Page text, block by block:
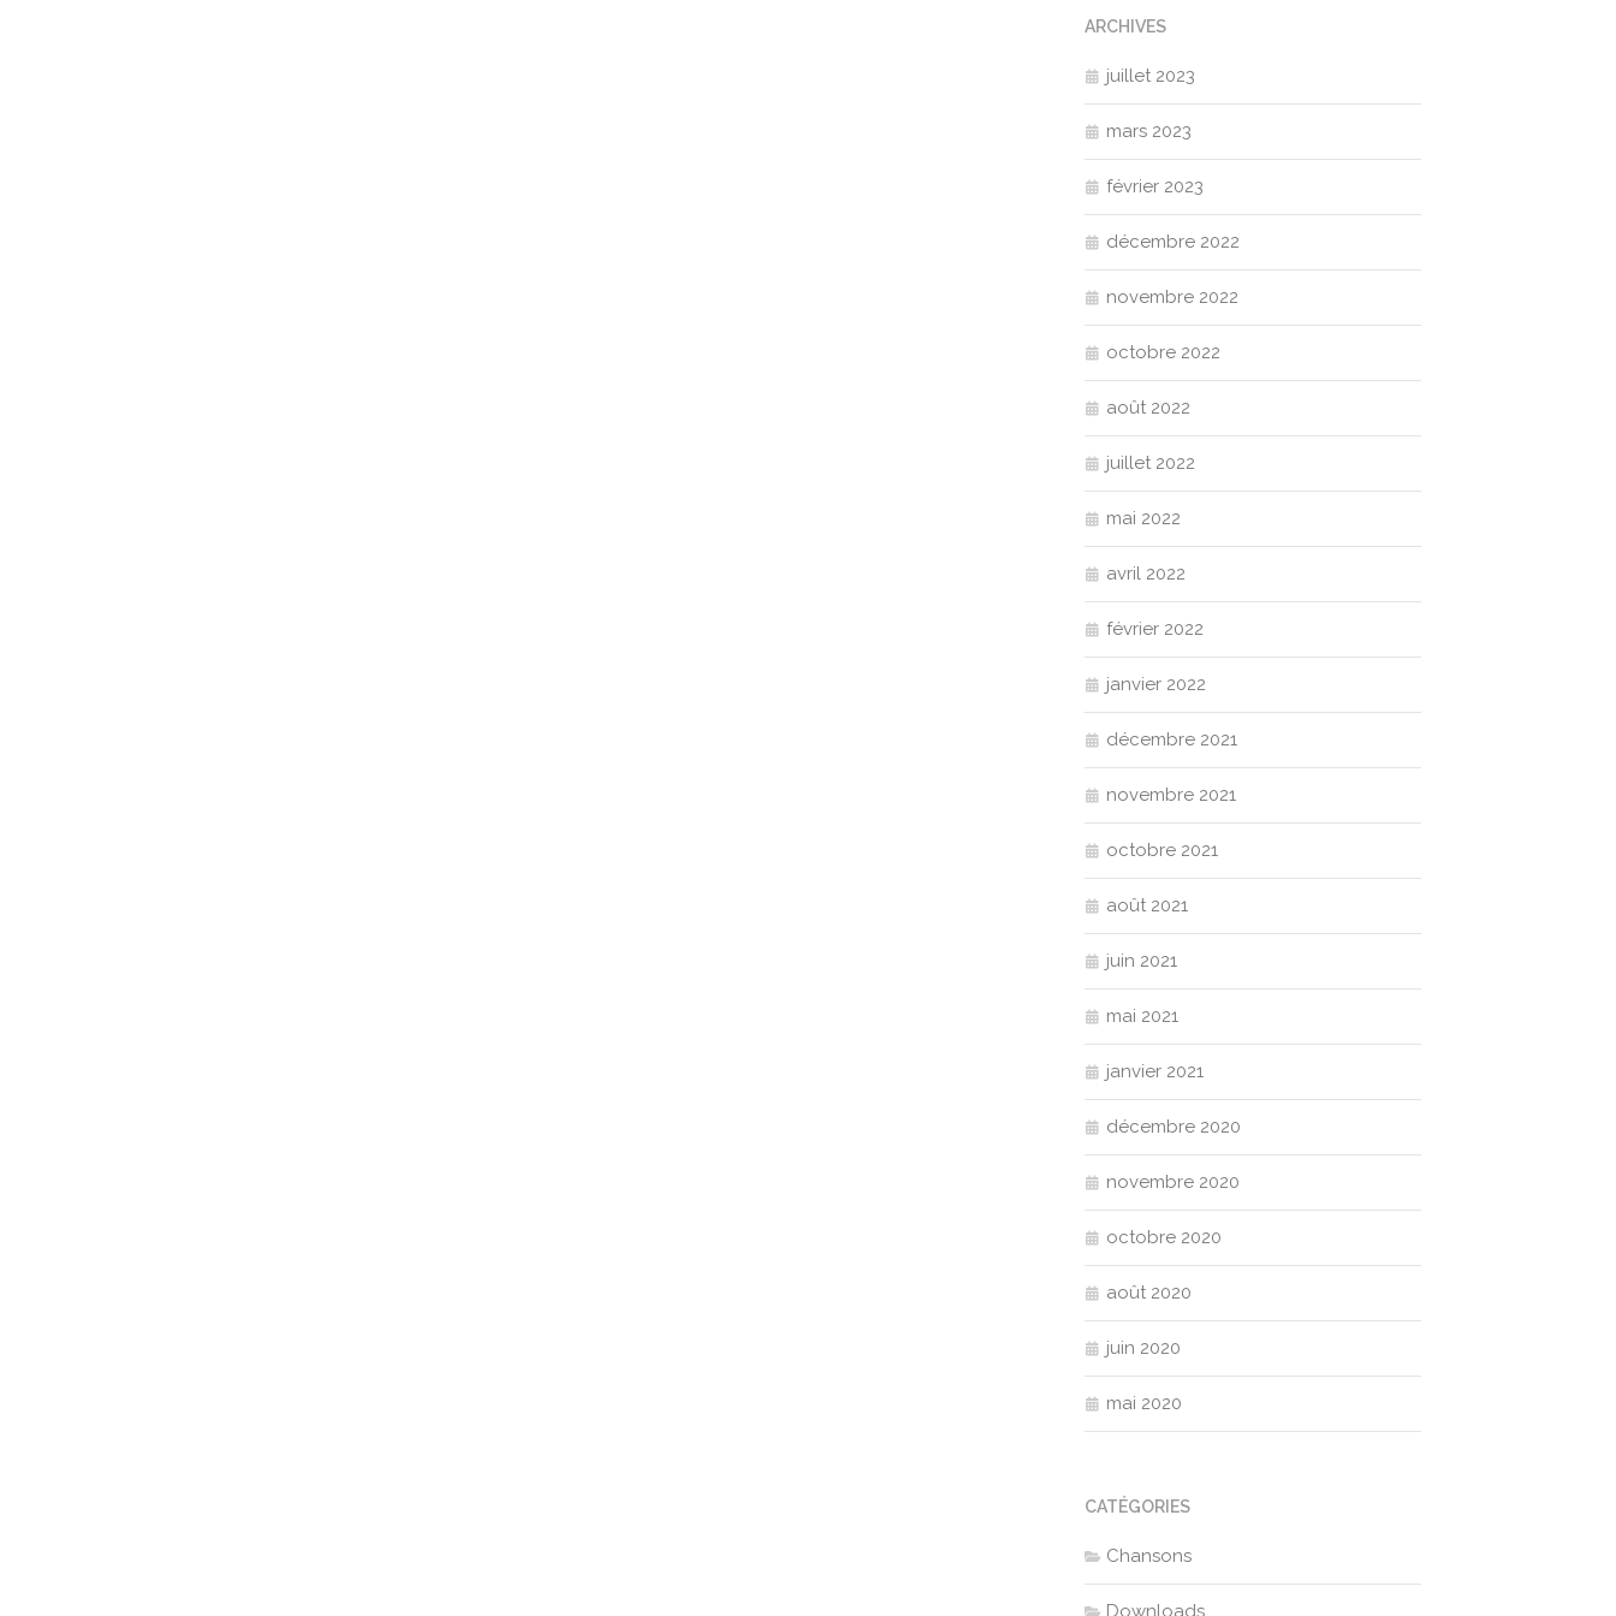
ARCHIVES
juillet 2023
mars 2023
février 2023
décembre 2022
novembre 2022
octobre 2022
août 2022
juillet 2022
mai 2022
avril 2022
février 2022
janvier 2022
décembre 2021
novembre 2021
octobre 2021
août 2021
juin 2021
mai 2021
janvier 2021
décembre 2020
novembre 2020
octobre 2020
août 2020
juin 2020
mai 2020
CATÉGORIES
Chansons
Downloads